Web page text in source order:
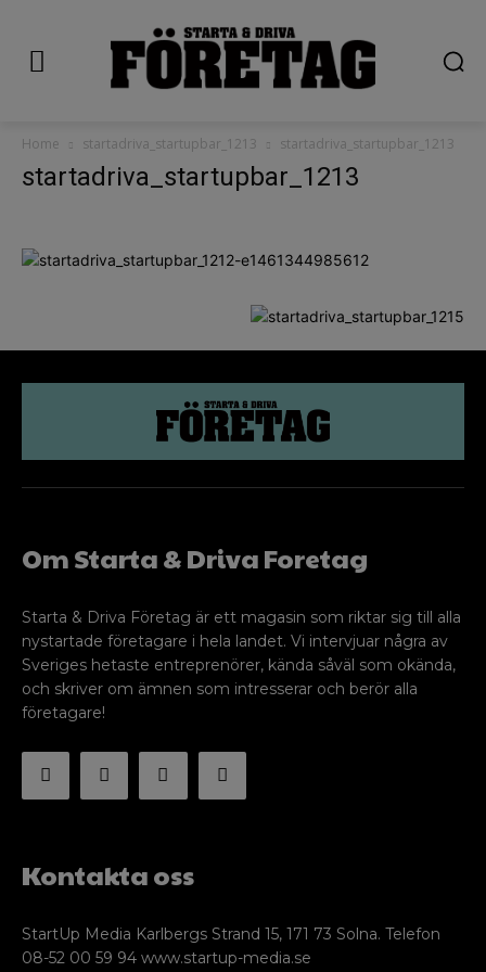
Home startadriva_startupbar_1213 startadriva_startupbar_1213
startadriva_startupbar_1213
Om Starta & Driva Foretag
Starta & Driva Företag är ett magasin som riktar sig till alla
nystartade företagare i hela landet. Vi intervjuar några av
Sveriges hetaste entreprenörer, kända såväl som okända,
och skriver om ämnen som intresserar och berör alla
företagare!
Kontakta oss
StartUp Media Karlbergs Strand 15, 171 73 Solna. Telefon
08-52 00 59 94 www.startup-media.se